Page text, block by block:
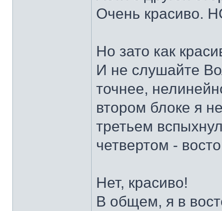
Очень красиво.
Но зато как
И не слушайте
точнее,
втором блоке я
третьем
четвертом -
Нет, красиво!
В общем, я в